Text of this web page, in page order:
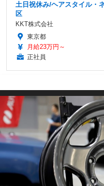
土日祝休み/ヘアスタイル・
区
KKT株式会社
東京都
月給23万円～
正社員